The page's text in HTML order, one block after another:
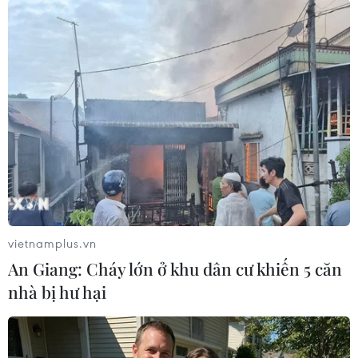
#Họa tiết Baroque #Dolce&Gabbana
#Marc Jacobs
Mỹ
Theo dõi VietnamPlus
TIN CÙNG CHUYÊN MỤC
vietnamplus.vn
An Giang: Cháy lớn ở khu dân cư khiến 5 căn
nhà bị hư hại